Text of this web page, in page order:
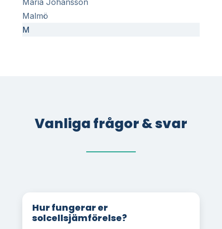
Maria Johansson
Malmö
M
Vanliga frågor & svar
Hur fungerar er
solcellsjämförelse?